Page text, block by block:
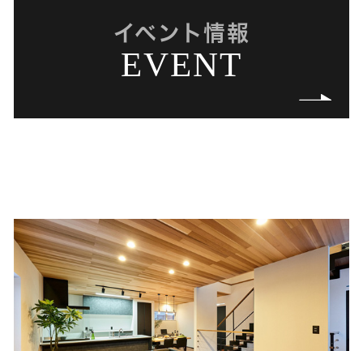
イベント情報
EVENT